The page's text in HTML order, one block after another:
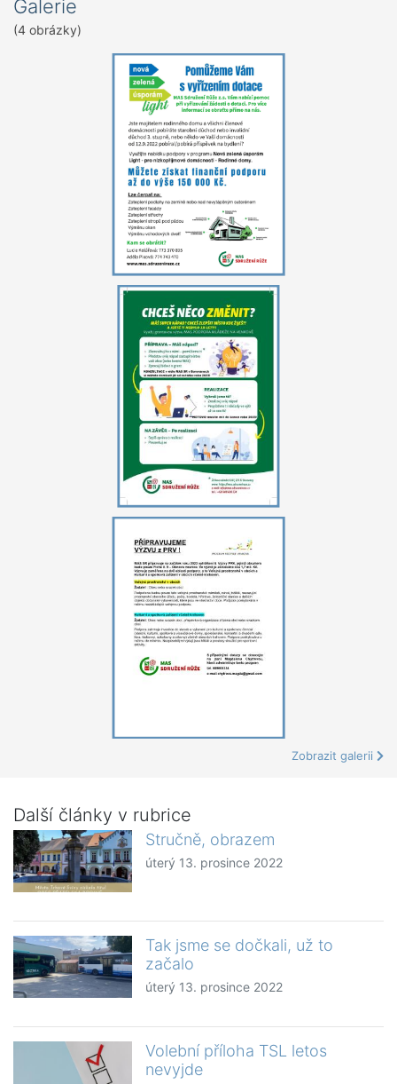
Galerie
(4 obrázky)
Zobrazit galerii
Další články v rubrice
Stručně, obrazem
úterý 13. prosince 2022
Tak jsme se dočkali, už to
začalo
úterý 13. prosince 2022
Volební příloha TSL letos
nevyjde